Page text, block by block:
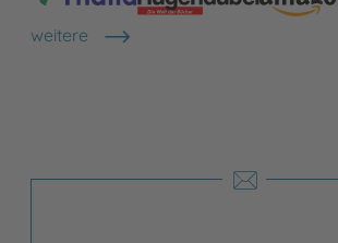
weitere
Shops anzeigen